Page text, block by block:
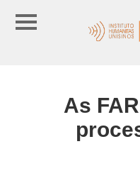
As